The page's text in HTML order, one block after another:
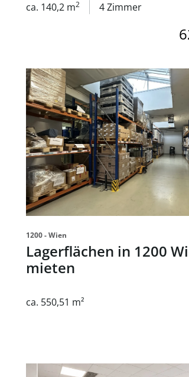
ca. 140,2 m2 4 Zimmer
Link zur Seite Lagerflächen in 1200
1200 - Wien
Lagerflächen in 1200
mieten
ca. 550,51 m²
Link zur Seite Flexible Open-Space